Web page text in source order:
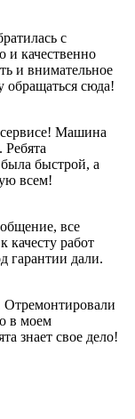
с
и качественно
и внимательное
обращаться сюда!
Машина
Ребята
быстрой, а
всем!
все
качесту работ
гарантии дали.
Отремонтировали
в моем
знает свое дело!